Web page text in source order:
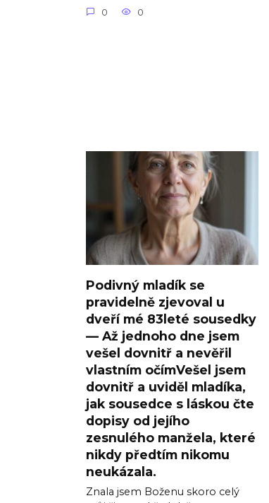
0 0
Podivný mladík se
pravidelně zjevoval u
dveří mé 83leté sousedky
— Až jednoho dne jsem
vešel dovnitř a nevěřil
vlastním očímVešel jsem
dovnitř a uviděl mladíka,
jak sousedce s láskou čte
dopisy od jejího
zesnulého manžela, které
nikdy předtím nikomu
neukázala.
Znala jsem Boženu skoro celý